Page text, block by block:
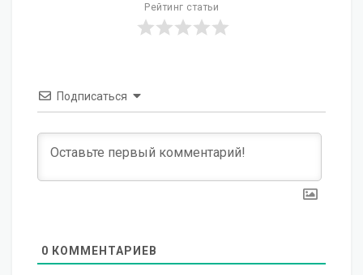
Рейтинг статьи
Подписаться
0 КОММЕНТАРИЕВ